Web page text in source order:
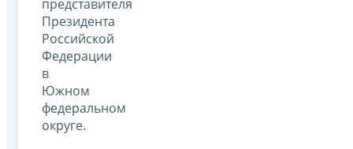
представителя
Президента
Российской
Федерации
в
Южном
федеральном
округе.